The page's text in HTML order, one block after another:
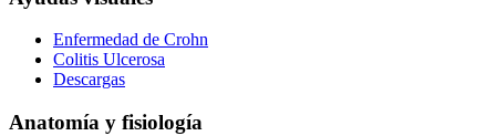
Enfermedad de Crohn
Colitis Ulcerosa
Descargas
Anatomía y fisiología